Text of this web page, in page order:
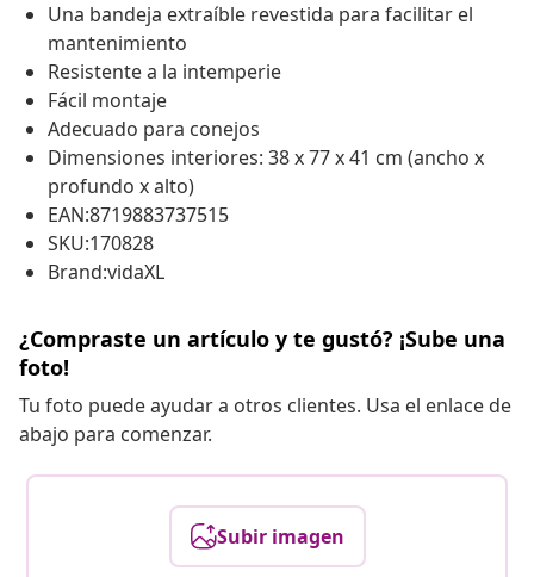
Una bandeja extraíble revestida para facilitar el
mantenimiento
Resistente a la intemperie
Fácil montaje
Adecuado para conejos
Dimensiones interiores: 38 x 77 x 41 cm (ancho x
profundo x alto)
EAN:8719883737515
SKU:170828
Brand:vidaXL
¿Compraste un artículo y te gustó? ¡Sube una
foto!
Tu foto puede ayudar a otros clientes. Usa el enlace de
abajo para comenzar.
Subir imagen